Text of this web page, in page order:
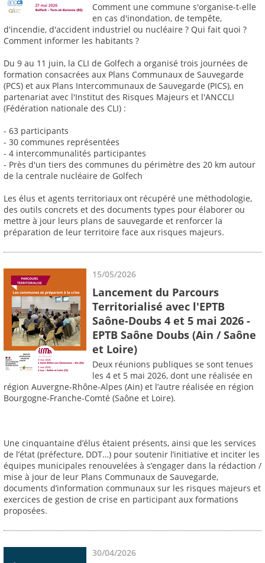
Comment une commune s'organise-t-elle
en cas d'inondation, de tempête,
d'incendie, d'accident industriel ou nucléaire ? Qui fait quoi ?
Comment informer les habitants ?
Du 9 au 11 juin, la CLI de Golfech a organisé trois journées de
formation consacrées aux Plans Communaux de Sauvegarde
(PCS) et aux Plans Intercommunaux de Sauvegarde (PICS), en
partenariat avec l'Institut des Risques Majeurs et l'ANCCLI
(Fédération nationale des CLI) :
- 63 participants
- 30 communes représentées
- 4 intercommunalités participantes
- Près d'un tiers des communes du périmètre des 20 km autour
de la centrale nucléaire de Golfech
Les élus et agents territoriaux ont récupéré une méthodologie,
des outils concrets et des documents types pour élaborer ou
mettre à jour leurs plans de sauvegarde et renforcer la
préparation de leur territoire face aux risques majeurs.
15/05/2026
Lancement du Parcours
Territorialisé avec l'EPTB
Saône-Doubs 4 et 5 mai 2026 -
EPTB Saône Doubs (Ain / Saône
et Loire)
Deux réunions publiques se sont tenues
les 4 et 5 mai 2026, dont une réalisée en
région Auvergne-Rhône-Alpes (Ain) et l’autre réalisée en région
Bourgogne-Franche-Comté (Saône et Loire).
Une cinquantaine d’élus étaient présents, ainsi que les services
de l’état (préfecture, DDT…) pour soutenir l’initiative et inciter les
équipes municipales renouvelées à s’engager dans la rédaction /
mise à jour de leur Plans Communaux de Sauvegarde,
documents d’information communaux sur les risques majeurs et
exercices de gestion de crise en participant aux formations
proposées.
30/04/2026